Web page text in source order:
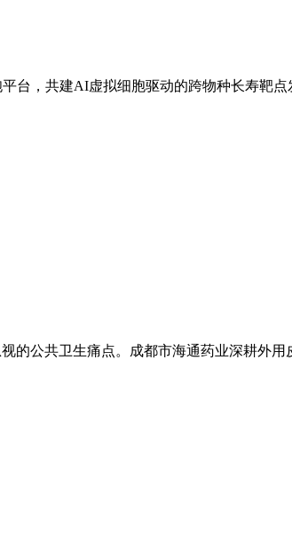
台，共建AI虚拟细胞驱动的跨物种长寿靶点
公共卫生痛点。成都市海通药业深耕外用